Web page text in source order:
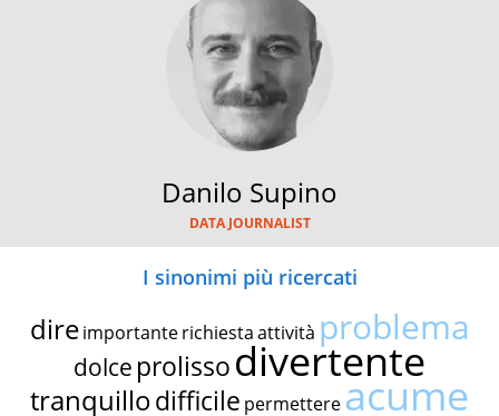
Danilo Supino
DATA JOURNALIST
I sinonimi più ricercati
dire importante richiestaattività problema
dolce prolissodivertente
tranquillodifficile permettereacume